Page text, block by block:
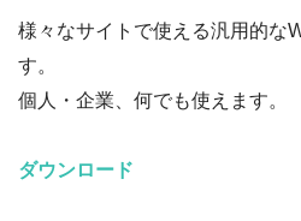
様々なサイトで使える汎用的な
す。
個人・企業、何でも使えます。
ダウンロード